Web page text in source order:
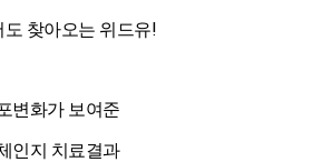
찾아오는 위드유!
변화가 보여준
인지 치료결과